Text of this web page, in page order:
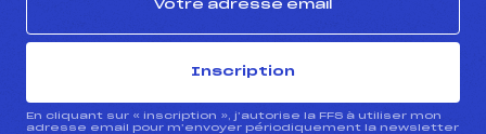
Inscription
En cliquant sur « inscription », j’autorise la FFS à utiliser mon
adresse email pour m’envoyer périodiquement la newsletter